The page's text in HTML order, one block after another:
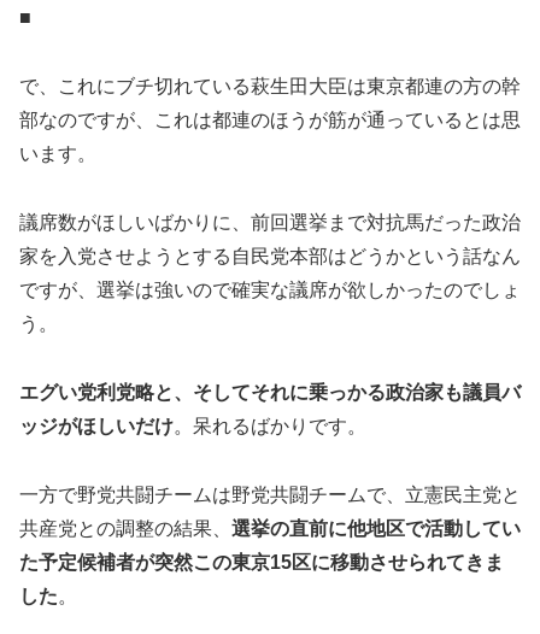
■
で、これにブチ切れている萩生田大臣は東京都連の方の幹
部なのですが、これは都連のほうが筋が通っているとは思
います。
議席数がほしいばかりに、前回選挙まで対抗馬だった政治
家を入党させようとする自民党本部はどうかという話なん
ですが、選挙は強いので確実な議席が欲しかったのでしょ
う。
エグい党利党略と、そしてそれに乗っかる政治家も議員バ
ッジがほしいだけ。呆れるばかりです。
一方で野党共闘チームは野党共闘チームで、立憲民主党と
共産党との調整の結果、 選挙の直前に他地区で活動してい
た予定候補者が突然この東京15区に移動させられてきま
した。